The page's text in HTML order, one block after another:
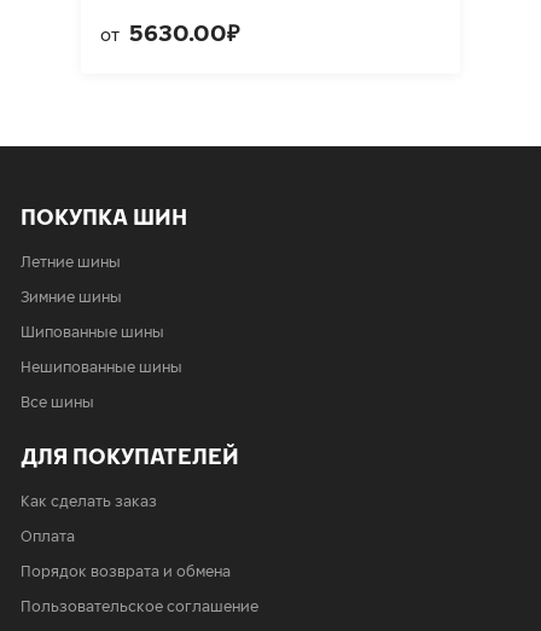
от 5630.00₽
ПОКУПКА ШИН
Летние шины
Зимние шины
Шипованные шины
Нешипованные шины
Все шины
ДЛЯ ПОКУПАТЕЛЕЙ
Как сделать заказ
Оплата
Порядок возврата и обмена
Пользовательское соглашение